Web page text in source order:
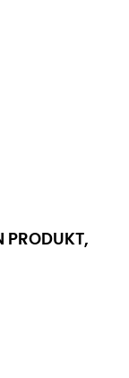
PRODUKT,